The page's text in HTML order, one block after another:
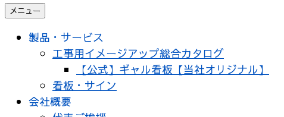
メニュー
製品・サービス
工事用イメージアップ総合カタログ
【公式】ギャル看板【当社オリジナル】
看板・サイン
会社概要